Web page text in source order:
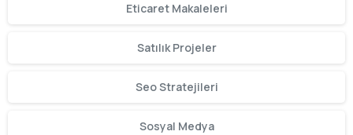
Eticaret Makaleleri
Satılık Projeler
Seo Stratejileri
Sosyal Medya